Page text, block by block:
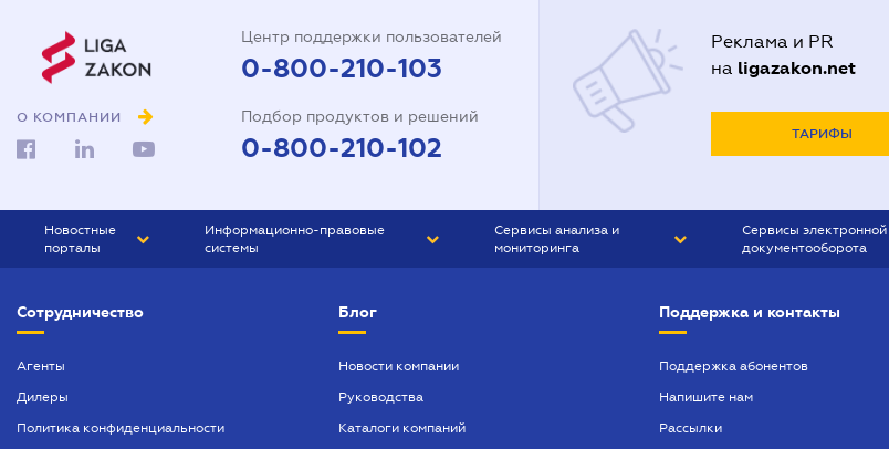
О КОМПАНИИ
Центр поддержки пользователей
0-800-210-103
Подбор продуктов и решений
0-800-210-102
Реклама и PR
на ligazakon.net
ТАРИФЫ
Новостные
порталы
БИЗНЕС
Информационно-правовые
системы
БУХГАЛТЕР ПРОФ
ЮРИСТ ПРОФ
Сервисы анализа и
мониторинга
Сервисы электронной
документооборота
Сотрудничество
Агенты
Дилеры
Политика конфиденциальности
Блог
Новости компании
Руководства
Каталоги компаний
Поддержка и контакты
Поддержка абонентов
Напишите нам
Рассылки